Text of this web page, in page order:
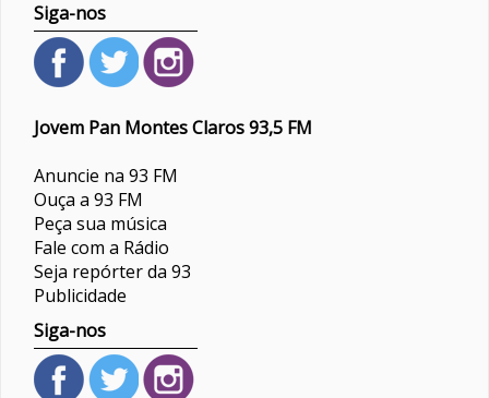
Siga-nos
Jovem Pan Montes Claros 93,5 FM
Anuncie na 93 FM
Ouça a 93 FM
Peça sua música
Fale com a Rádio
Seja repórter da 93
Publicidade
Siga-nos